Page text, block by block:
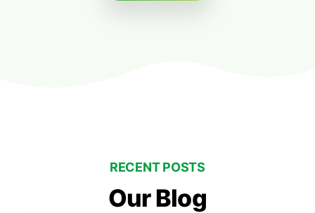
RECENT POSTS
Our Blog